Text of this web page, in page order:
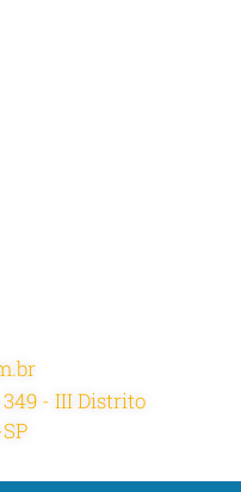
349 - III Distrito